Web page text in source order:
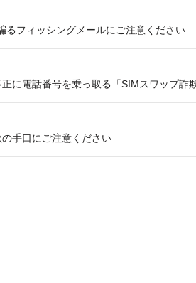
るフィッシングメールにご注意ください
に電話番号を乗っ取る「SIMスワップ詐
手口にご注意ください